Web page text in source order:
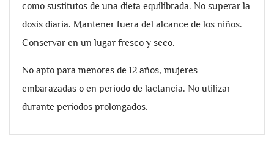
como sustitutos de una dieta equilibrada. No superar la
dosis diaria. Mantener fuera del alcance de los niños.
Conservar en un lugar fresco y seco.
No apto para menores de 12 años, mujeres
embarazadas o en periodo de lactancia. No utilizar
durante periodos prolongados.